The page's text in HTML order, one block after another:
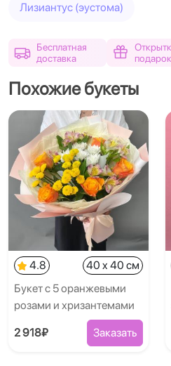
Лизиантус (эустома)
Бесплатная
доставка
подарок
Похожие букеты
4.8
40 x 40 см
Букет с 5 оранжевыми
розами и хризантемами
2 918₽ Заказать